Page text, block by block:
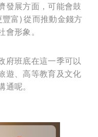
發展方面，可能會鼓
富) 從而推動金錢方
形象。
府班底在這一季可以
遊、高等教育及文化
呢。